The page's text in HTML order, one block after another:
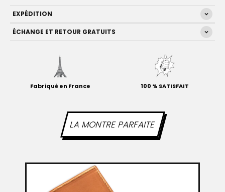
EXPÉDITION
ÉCHANGE ET RETOUR GRATUITS
Fabriqué en France 100 % SATISFAIT
LA MONTRE PARFAITE